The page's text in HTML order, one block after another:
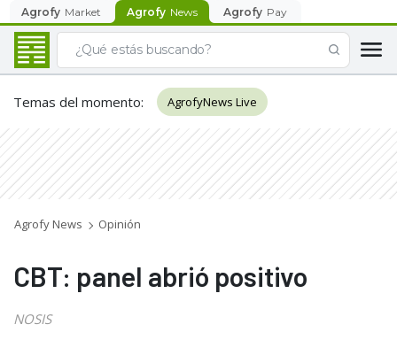
Agrofy Market Agrofy News Agrofy Pay
Temas del momento: AgrofyNews Live
Agrofy News Opinión
CBT: panel abrió positivo
NOSIS